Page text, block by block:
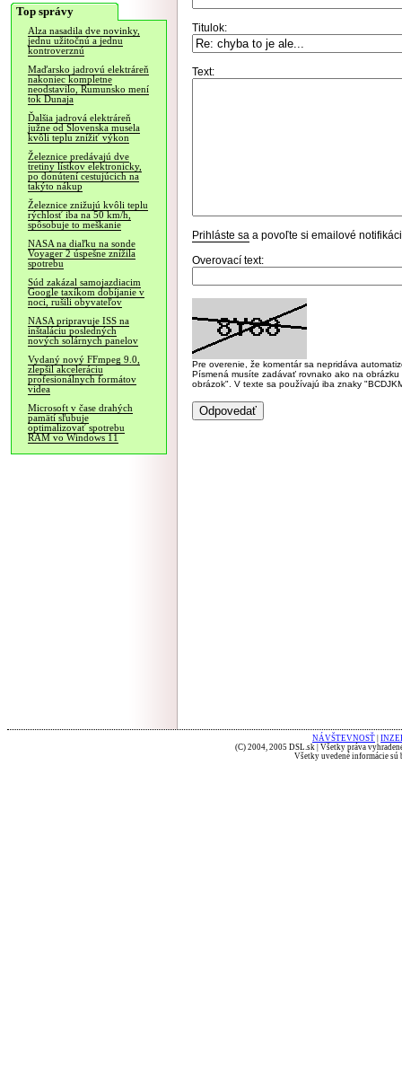
Top správy
Alza nasadila dve novinky,
jednu užitočnú a jednu
kontroverznú
Maďarsko jadrovú elektráreň
nakoniec kompletne
neodstavilo, Rumunsko mení
tok Dunaja
Ďalšia jadrová elektráreň
južne od Slovenska musela
kvôli teplu znížiť výkon
Železnice predávajú dve
tretiny lístkov elektronicky,
po donútení cestujúcich na
takýto nákup
Železnice znižujú kvôli teplu
rýchlosť iba na 50 km/h,
spôsobuje to meškanie
NASA na diaľku na sonde
Voyager 2 úspešne znížila
spotrebu
Súd zakázal samojazdiacim
Google taxíkom dobíjanie v
noci, rušili obyvateľov
NASA pripravuje ISS na
inštaláciu posledných
nových solárnych panelov
Vydaný nový FFmpeg 9.0,
zlepšil akceleráciu
profesionálnych formátov
videa
Microsoft v čase drahých
pamätí sľubuje
optimalizovať spotrebu
RAM vo Windows 11
Titulok:
Text:
Prihláste sa a povoľte si emailové
Overovací text:
Pre overenie, že komentár sa nepridáva
Písmená musíte zadávať rovnako ako na
obrázok". V texte sa používajú iba znaky
NÁVŠTEVNOSŤ
(C) 2004, 2005 DSL.sk | Všetky práva
Všetky uvedené informácie sú